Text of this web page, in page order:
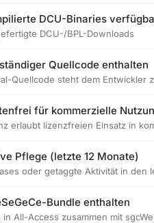
DCU-Binaries
DCU-/BPL-Downloads
Quellcode enthalten
Quellcode steht dem Entwickler
für kommerzielle
erlaubt lizenzfreien Einsatz in
Pflege (letzte 12 Monate)
oder getaggte Aktivität in den
Bundle enthalten
in All-Access zusammen mit